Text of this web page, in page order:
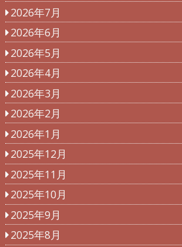
2026年7月
2026年6月
2026年5月
2026年4月
2026年3月
2026年2月
2026年1月
2025年12月
2025年11月
2025年10月
2025年9月
2025年8月